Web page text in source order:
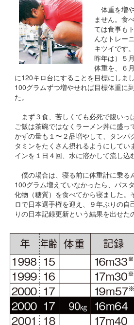
体重を増
ません。食
ては食事も
んなトレー
キツイです
昨年は）５
体重を、６
に120キロ台にすることを目標にしま
100グラムずつ増やせれば目標体重に
た。
まず３食、苦しくても必死で腹いっ
ご飯は茶碗ではなくラーメン丼に盛っ
かずの量も１〜２品増やして、タンパ
タミンをたくさん摂れるようにしてい
インを１日４回、水に溶かして流し込む
僕の場合は、寝る前に体重計に乗る
100グラム増えていなかったら、パス
化物（糖質）を食べてから寝ました。
ロで日本選手権を迎え、９年ぶりの自
りの日本記録更新という結果を出せた